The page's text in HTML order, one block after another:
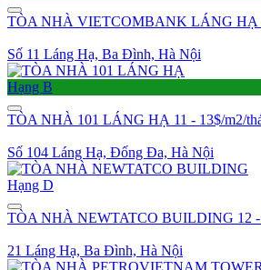
TÒA NHÀ VIETCOMBANK LÁNG HẠ
Số 11 Láng Hạ, Ba Đình, Hà Nội
Hạng B
TÒA NHÀ 101 LÁNG HẠ 11 - 13$/m2/
Số 104 Láng Hạ, Đống Đa, Hà Nội
Hạng D
TÒA NHÀ NEWTATCO BUILDING 12
21 Láng Hạ, Ba Đình, Hà Nội